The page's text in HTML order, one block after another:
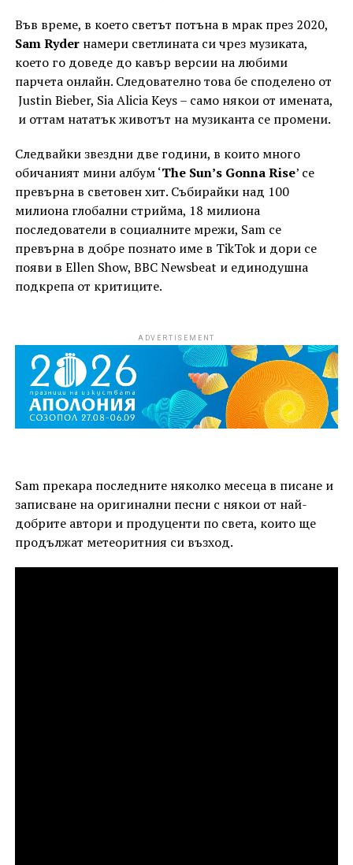
Във време, в което светът потъна в мрак през 2020,
Sam Ryderнамери светлината си чрез музиката,
което го доведе до кавър версии на любими
парчета онлайн. Следователно това бе споделено от
Justin Bieber, Sia Alicia Keys – само някои от имената,
и оттам нататък животът на музиканта се промени.
Следвайки звездни две години, в които много
обичаният мини албум ‘The Sun’s Gonna Rise’ се
превърна в световен хит. Събирайки над 100
милиона глобални стрийма, 18 милиона
последователи в социалните мрежи, Sam се
превърна в добре познато име в TikTok и дори се
появи в Ellen Show, BBC Newsbeat и единодушна
подкрепа от критиците.
ADVERTISEMENT
Sam прекара последните няколко месеца в писане и
записване на оригинални песни с някои от най-
добрите автори и продуценти по света, които ще
продължат метеоритния си възход.